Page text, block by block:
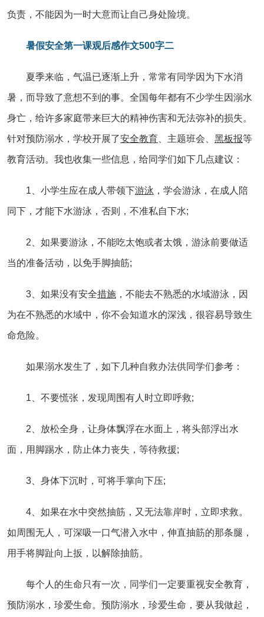
负责，不能因为一时大意而让自己身处险境。
暑假安全第一课观后感作文500字二
夏季来临，气温已逐渐上升，常常有同学因为下水消
暑，而导致了意想不到的事。全国每年都有不少学生因溺水
身亡，给许多家庭带来巨大的精神伤害和无法弥补的损失。
针对预防溺水，学校开展了安全教育 、主题班会、 黑板报等
教育活动。我也收集一些信息，给同学们如下几点建议：
1、小学生应在成人带领下游泳 ，学会游泳，在成人陪
同下，才能下水游泳，否则，不准私自下水;
2、如果要游泳，不能吃太饱或者太饿，游泳前要做适
当的准备活动，以免手脚抽筋;
3、如果没有安全措施 ，不能去不熟悉的水域游泳，因
为在不熟悉的水域中，你不会知道水的深浅，很容易导致生
命危险。
如果溺水发生了，如下几种自救办法供同学们参考：
1、不要慌张，发现周围有人时立即呼救;
2、放松全身，让身体飘浮在水面上，将头部浮出水
面，用脚踢水，防止体力丧失，等待救援;
3、身体下沉时，可将手掌向下压;
4、如果在水中突然抽筋，又无法靠岸时，立即求救。
如周围无人，可深吸一口气潜入水中，伸直抽筋的那条腿，
用手将脚趾向上扳，以解除抽筋。
每个人的生命只有一次，同学们一定要重视安全教育，
预防溺水，珍爱生命。预防溺水，珍爱生命，要从我做起，